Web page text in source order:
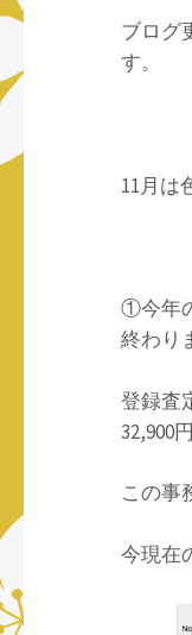
ブログ
す。
11月は
①今年
終わり
登録査
32,900
この事
今現在